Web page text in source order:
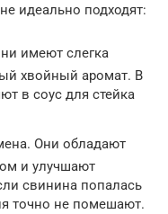
идеально подходят:
имеют слегка
хвойный аромат. В
в соус для стейка
Они обладают
и улучшают
свинина попалась
точно не помешают.